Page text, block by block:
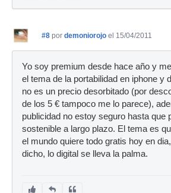
#8 por demoniorojo el 15/04/2011
Yo soy premium desde hace año y
el tema de la portabilidad en iphone y
no es un precio desorbitado (por
de los 5 € tampoco me lo parece),
publicidad no estoy seguro hasta que
sostenible a largo plazo. El tema es
el mundo quiere todo gratis hoy en
dicho, lo digital se lleva la palma.